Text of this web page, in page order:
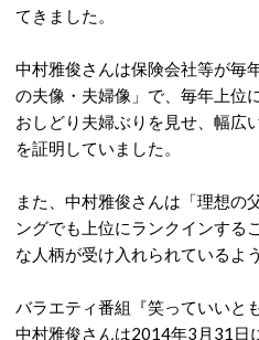
てきました。
中村雅俊さんは保険会社等が毎
の夫像・夫婦像」で、毎年上位
おしどり夫婦ぶりを見せ、幅広
を証明していました。
また、中村雅俊さんは「理想の
ングでも上位にランクインする
な人柄が受け入れられているよ
バラエティ番組『笑っていいと
中村雅俊さんは2014年3月31日